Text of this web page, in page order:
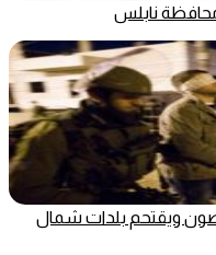
ويقتحم بلدات شمال